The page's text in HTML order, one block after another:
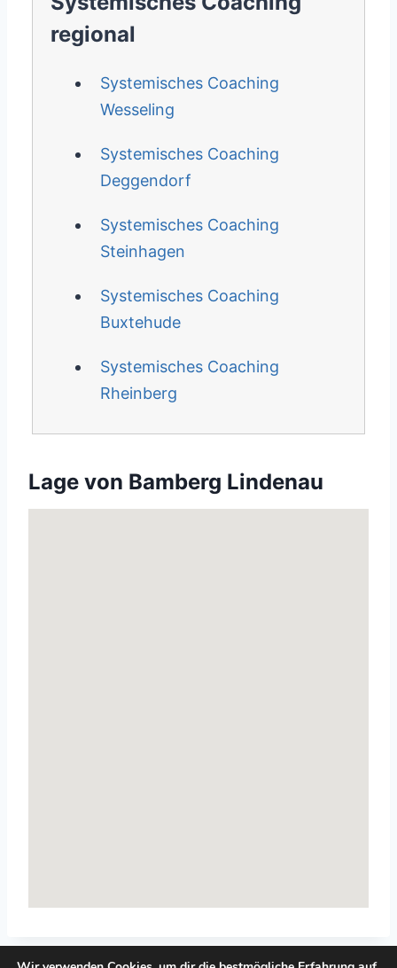
regional
Systemisches Coaching
Wesseling
Systemisches Coaching
Deggendorf
Systemisches Coaching
Steinhagen
Systemisches Coaching
Buxtehude
Systemisches Coaching
Rheinberg
Lage von Bamberg Lindenau